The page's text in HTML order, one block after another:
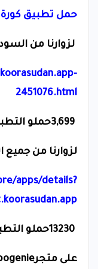
حمل تطبيق
لزوارنا من
2451076.html
3,699حملو
لزوارنا من
apps/details?
13230حملو
على متجر